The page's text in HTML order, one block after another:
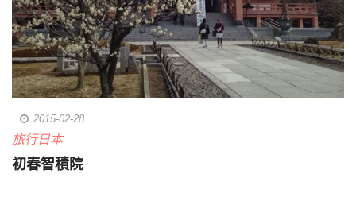
2015-02-28
旅行日本
初春智積院